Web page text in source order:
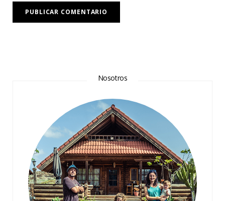
Nosotros